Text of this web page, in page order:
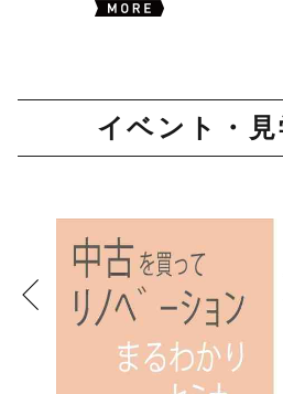
イベント・見